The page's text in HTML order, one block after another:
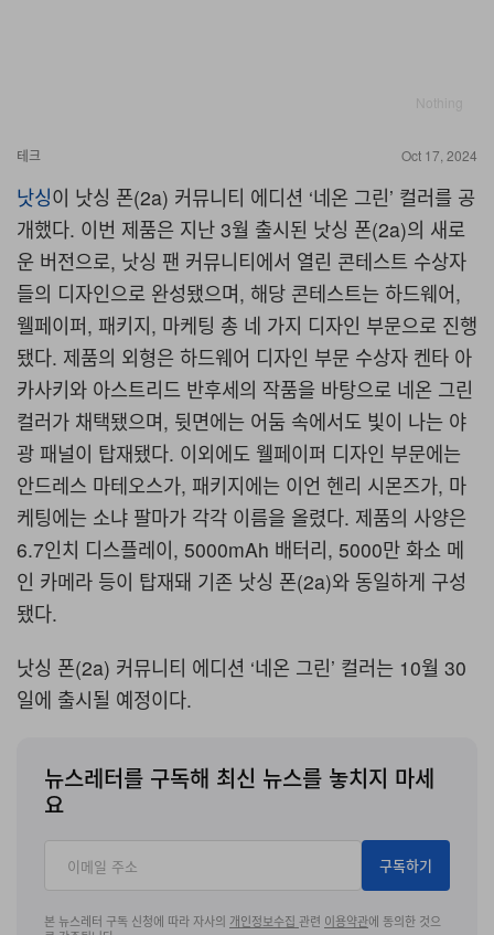
테크 Oct 17, 2024
낫싱이 낫싱 폰(2a) 커뮤니티 에디션 ‘네온 그린’ 컬러를 공
개했다. 이번 제품은 지난 3월 출시된 낫싱 폰(2a)의 새로
운 버전으로, 낫싱 팬 커뮤니티에서 열린 콘테스트 수상자
들의 디자인으로 완성됐으며, 해당 콘테스트는 하드웨어,
웰페이퍼, 패키지, 마케팅 총 네 가지 디자인 부문으로 진행
됐다. 제품의 외형은 하드웨어 디자인 부문 수상자 켄타 아
카사키와 아스트리드 반후세의 작품을 바탕으로 네온 그린
컬러가 채택됐으며, 뒷면에는 어둠 속에서도 빛이 나는 야
광 패널이 탑재됐다. 이외에도 웰페이퍼 디자인 부문에는
안드레스 마테오스가, 패키지에는 이언 헨리 시몬즈가, 마
케팅에는 소냐 팔마가 각각 이름을 올렸다. 제품의 사양은
6.7인치 디스플레이, 5000mAh 배터리, 5000만 화소 메
인 카메라 등이 탑재돼 기존 낫싱 폰(2a)와 동일하게 구성
됐다.
낫싱 폰(2a) 커뮤니티 에디션 ‘네온 그린’ 컬러는 10월 30
일에 출시될 예정이다.
뉴스레터를 구독해 최신 뉴스를 놓치지 마세
요
구독하기
본 뉴스레터 구독 신청에 따라 자사의 개인정보수집 관련 이용약관에 동의한 것으